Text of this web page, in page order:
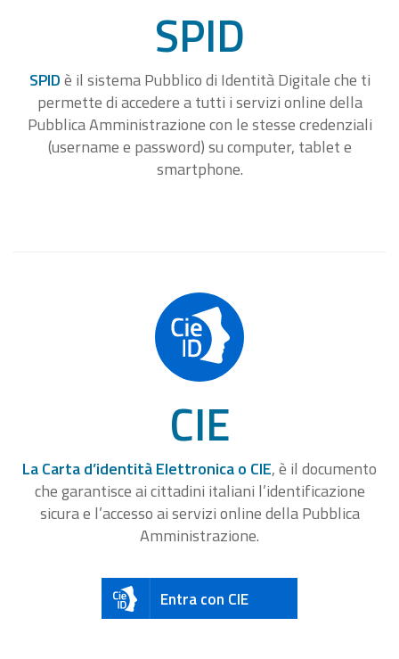
SPID
SPIDè il sistema Pubblico di Identità Digitale che ti
permette di accedere a tutti i servizi online della
Pubblica Amministrazione con le stesse credenziali
(username e password) su computer, tablet e
smartphone.
CIE
La Carta d’identità Elettronica o CIE, è il documento
che garantisce ai cittadini italiani l’identificazione
sicura e l’accesso ai servizi online della Pubblica
Amministrazione.
Entra con CIE